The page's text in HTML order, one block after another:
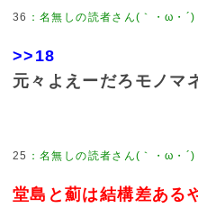
36 ：名無しの読者さん(｀・ω・´)
>>18
元々よえーだろモノマ
25 ：名無しの読者さん(｀・ω・´)
堂島と薊は結構差ある